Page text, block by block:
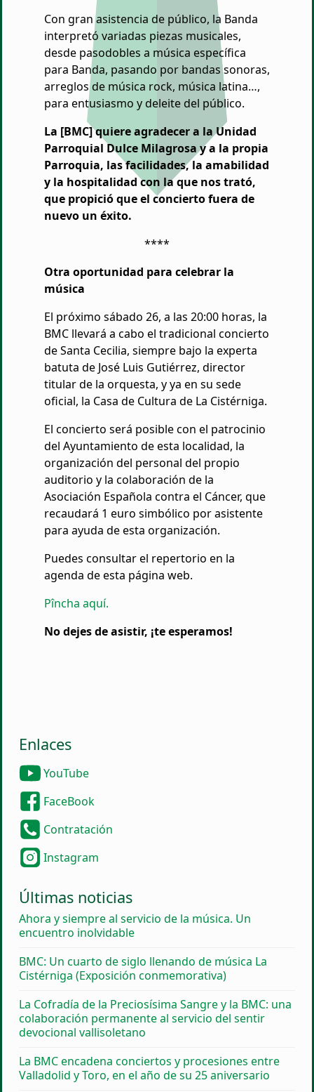
Con gran asistencia de público, la Banda
interpretó variadas piezas musicales,
desde pasodobles a música específica
para Banda, pasando por bandas sonoras,
arreglos de música rock, música latina…,
para entusiasmo y deleite del público.
La [BMC] quiere agradecer a la Unidad
Parroquial Dulce Milagrosa y a la propia
Parroquia, las facilidades, la amabilidad
y la hospitalidad con la que nos trató,
que propició que el concierto fuera de
nuevo un éxito.
****
Otra oportunidad para celebrar la
música
El próximo sábado 26, a las 20:00 horas, la
BMC llevará a cabo el tradicional concierto
de Santa Cecilia, siempre bajo la experta
batuta de José Luis Gutiérrez, director
titular de la orquesta, y ya en su sede
oficial, la Casa de Cultura de La Cistérniga.
El concierto será posible con el patrocinio
del Ayuntamiento de esta localidad, la
organización del personal del propio
auditorio y la colaboración de la
Asociación Española contra el Cáncer, que
recaudará 1 euro simbólico por asistente
para ayuda de esta organización.
Puedes consultar el repertorio en la
agenda de esta página web.
Pîncha aquí.
No dejes de asistir, ¡te esperamos!
Enlaces
YouTube
FaceBook
Contratación
Instagram
Últimas noticias
Ahora y siempre al servicio de la música. Un
encuentro inolvidable
BMC: Un cuarto de siglo llenando de música La
Cistérniga (Exposición conmemorativa)
La Cofradía de la Preciosísima Sangre y la BMC: una
colaboración permanente al servicio del sentir
devocional vallisoletano
La BMC encadena conciertos y procesiones entre
Valladolid y Toro, en el año de su 25 aniversario